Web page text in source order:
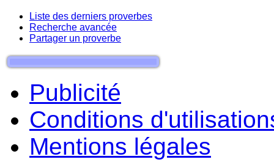
Liste des derniers proverbes
Recherche avancée
Partager un proverbe
Publicité
Conditions
Mentions légales